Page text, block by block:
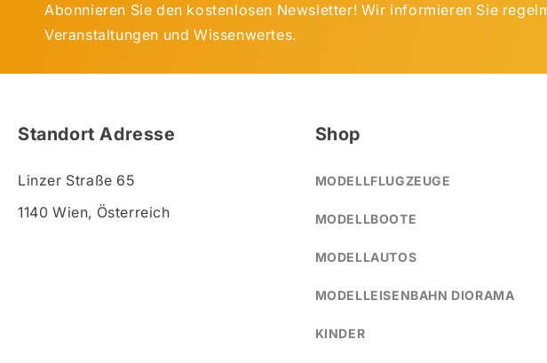
Abonnieren Sie den kostenlosen Newsletter! Wir informieren Sie
Veranstaltungen und Wissenwertes.
Standort Adresse
Linzer Straße 65
1140 Wien, Österreich
Shop
MODELLFLUGZEUGE
MODELLBOOTE
MODELLAUTOS
MODELLEISENBAHN DIORAMA
KINDER